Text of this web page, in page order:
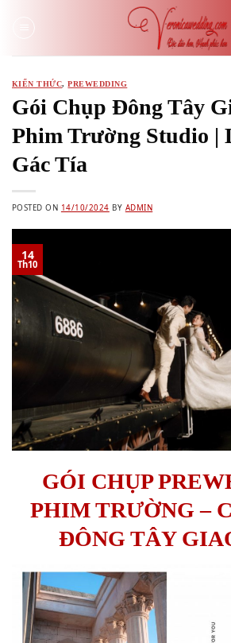
KIẾN THỨC,PREWEDDING
Gói Chụp Đông Tây
Phim Trường Studio |
Gác Tía
POSTED ON 14/10/2024 BY ADMIN
14
Th10
GÓI CHỤP
PHIM TRƯỜNG –
ĐÔNG TÂY